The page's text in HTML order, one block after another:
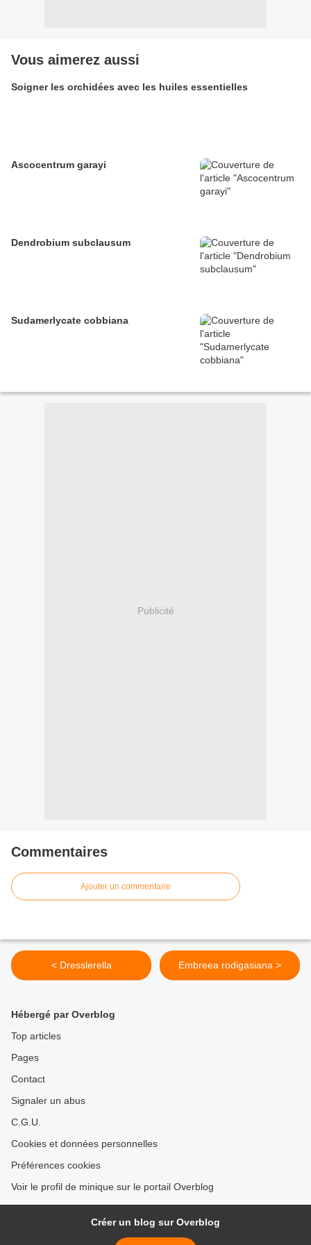
Vous aimerez aussi
Soigner les orchidées avec les huiles essentielles
Ascocentrum garayi
Dendrobium subclausum
Sudamerlycate cobbiana
Publicité
Commentaires
Ajouter un commentaire
< Dresslerella Embreea rodigasiana >
Hébergé par Overblog
Top articles
Pages
Contact
Signaler un abus
C.G.U.
Cookies et données personnelles
Préférences cookies
Voir le profil de minique sur le portail Overblog
Créer un blog sur Overblog